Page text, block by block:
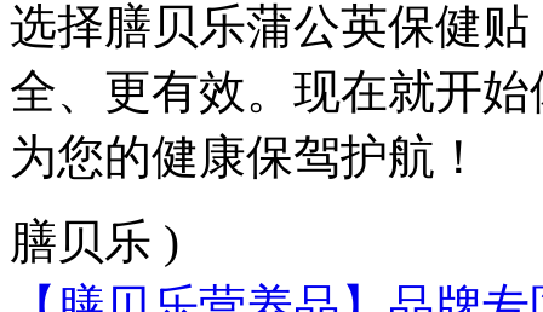
选择膳贝乐蒲公英保健
全、更有效。现在就开
为您的健康保驾护航！
膳贝乐 )